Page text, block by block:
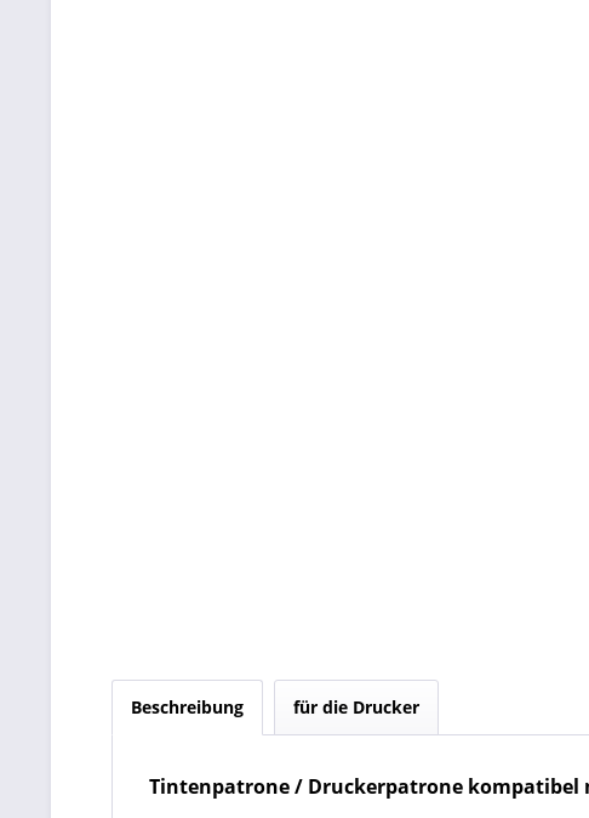
Beschreibung für die Drucker
Tintenpatrone / Druckerpatrone kompatibel